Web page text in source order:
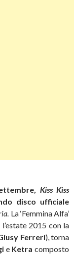
Kiss Kiss
disco ufficiale
La ‘Femmina Alfa’
2015 con la
Ferreri), torna
e Ketracomposto